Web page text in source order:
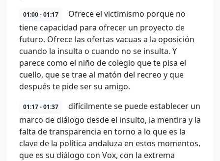
01:00 - 01:17
Ofrece el victimismo porque no
tiene capacidad para ofrecer un proyecto de
futuro. Ofrece las ofertas vacuas a la oposición
cuando la insulta o cuando no se insulta. Y
parece como el niño de colegio que te pisa el
cuello, que se trae al matón del recreo y que
después te pide ser su amigo.
01:17 - 01:37
difícilmente se puede establecer un
marco de diálogo desde el insulto, la mentira y la
falta de transparencia en torno a lo que es la
clave de la política andaluza en estos momentos,
que es su diálogo con Vox, con la extrema